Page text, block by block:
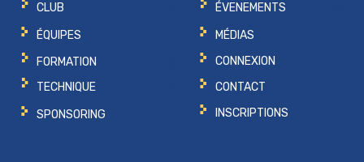
CLUB
ÉQUIPES
FORMATION
TECHNIQUE
SPONSORING
ÉVENEMENTS
MÉDIAS
CONNEXION
CONTACT
INSCRIPTIONS